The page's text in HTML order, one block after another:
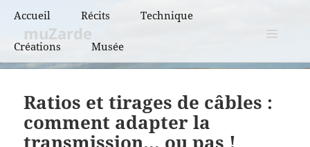
Accueil Récits
BCN et BPF
PBP
Super randonnées
Technique
Créations Musée
muZarde
ET
Ratios et tirages de câbles :
comment adapter la